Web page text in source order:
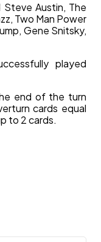
Austin, The
Two Man Power
Gene Snitsky,
played
end of the turn
cards equal
to 2 cards.